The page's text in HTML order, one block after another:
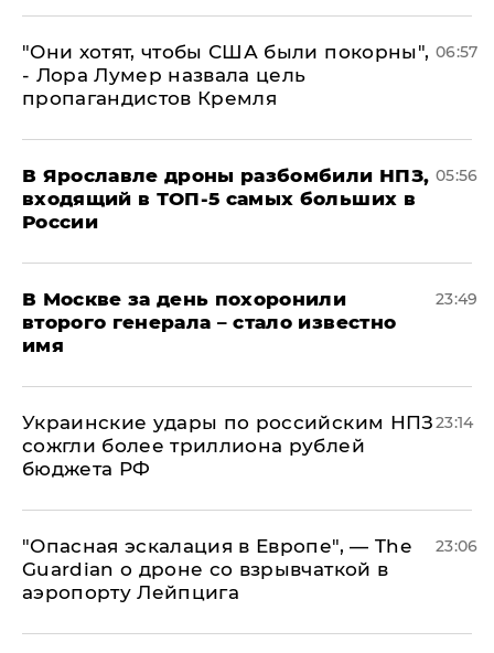
"Они хотят, чтобы США были покорны",
- Лора Лумер назвала цель
пропагандистов Кремля
06:57
В Ярославле дроны разбомбили НПЗ,
входящий в ТОП-5 самых больших в
России
05:56
В Москве за день похоронили
второго генерала – стало известно
имя
23:49
Украинские удары по российским НПЗ
сожгли более триллиона рублей
бюджета РФ
23:14
"Опасная эскалация в Европе", — The
Guardian о дроне со взрывчаткой в
аэропорту Лейпцига
23:06